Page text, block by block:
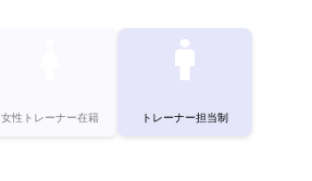
女性トレーナー在籍 トレーナー担当制